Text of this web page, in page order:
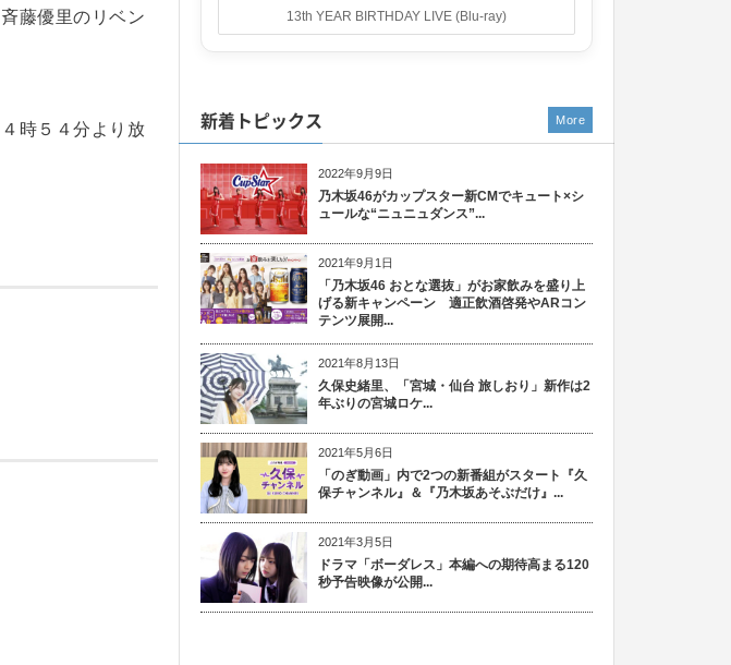
藤優里のリベン
時５４分より放
13th YEAR BIRTHDAY LIVE (Blu-ray)
新着トピックス
2022年9月9日
乃木坂46がカップスター新CMでキュート×シ
ュールな“ニュニュダンス”...
2021年9月1日
「乃木坂46 おとな選抜」がお家飲みを盛り上
げる新キャンペーン 適正飲酒啓発やARコン
テンツ展開...
2021年8月13日
久保史緒里、「宮城・仙台 旅しおり」新作は2
年ぶりの宮城ロケ...
2021年5月6日
「のぎ動画」内で2つの新番組がスタート『久
保チャンネル』＆『乃木坂あそぶだけ』...
2021年3月5日
ドラマ「ボーダレス」本編への期待高まる120
秒予告映像が公開...
More